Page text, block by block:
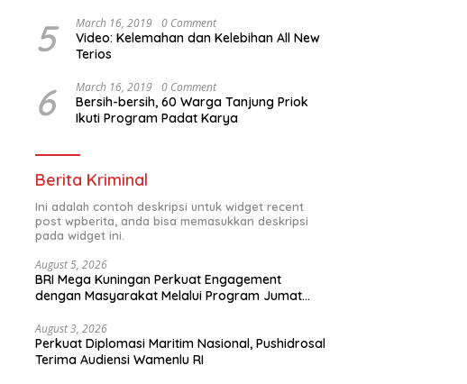
5 March 16, 2019 0 Comment
Video: Kelemahan dan Kelebihan All New
Terios
6 March 16, 2019 0 Comment
Bersih-bersih, 60 Warga Tanjung Priok
Ikuti Program Padat Karya
Berita Kriminal
Ini adalah contoh deskripsi untuk widget recent
post wpberita, anda bisa memasukkan deskripsi
pada widget ini.
August 5, 2026
BRI Mega Kuningan Perkuat Engagement
dengan Masyarakat Melalui Program Jumat
August 3, 2026
Perkuat Diplomasi Maritim Nasional, Pushidrosal
Terima Audiensi Wamenlu RI